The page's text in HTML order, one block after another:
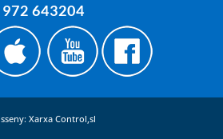
972 643204
Xarxa Control,sl